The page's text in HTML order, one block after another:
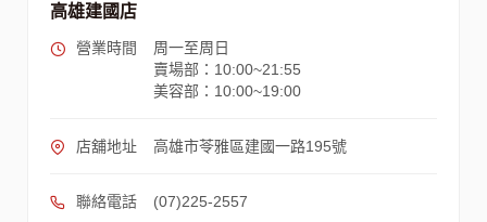
高雄建國店
營業時間
周一至周日
賣場部：10:00~21:55
美容部：10:00~19:00
店舖地址 高雄市苓雅區建國一路195號
聯絡電話 (07)225-2557